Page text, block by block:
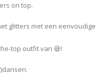
on top.
glitters met een eenvoudige
top outfit van 😆!